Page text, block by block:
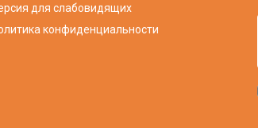
для слабовидящих
конфиденциальности